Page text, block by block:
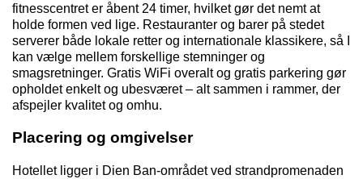
fitnesscentret er åbent 24 timer, hvilket gør det nemt at
holde formen ved lige. Restauranter og barer på stedet
serverer både lokale retter og internationale klassikere, så I
kan vælge mellem forskellige stemninger og
smagsretninger. Gratis WiFi overalt og gratis parkering gør
opholdet enkelt og ubesværet – alt sammen i rammer, der
afspejler kvalitet og omhu.
Placering og omgivelser
Hotellet ligger i Dien Ban-området ved strandpromenaden